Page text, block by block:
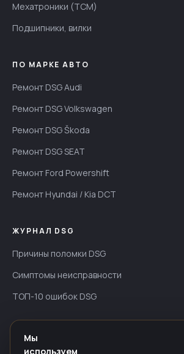
Мехатроники (TCM)
Подшипники, вилки
ПО МАРКЕ АВТО
Ремонт DSG Audi
Ремонт DSG Volkswagen
Ремонт DSG Škoda
Ремонт DSG SEAT
Ремонт Ford Powershift
Ремонт Hyundai / Kia DCT
ЖУРНАЛ DSG
Причины поломки DSG
Симптомы неисправности
ТОП-10 ошибок DSG
ИНФОРМАЦИЯ
Мы
используем